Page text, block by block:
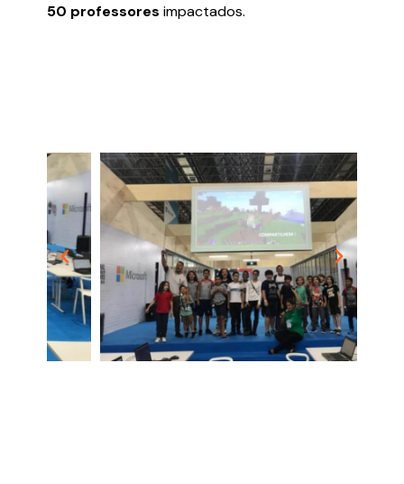
50 professores impactados.